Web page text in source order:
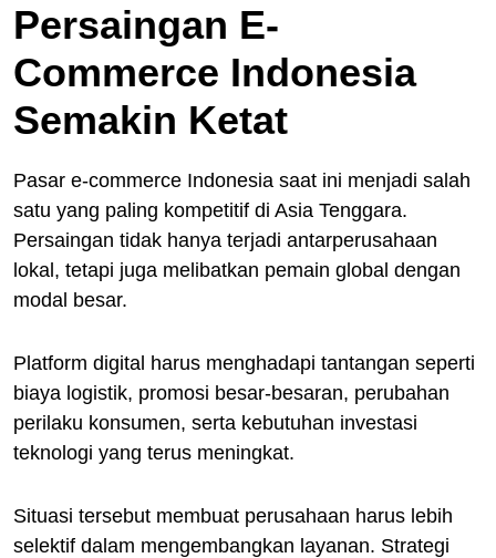
Persaingan E-
Commerce Indonesia
Semakin Ketat
Pasar e-commerce Indonesia saat ini menjadi salah
satu yang paling kompetitif di Asia Tenggara.
Persaingan tidak hanya terjadi antarperusahaan
lokal, tetapi juga melibatkan pemain global dengan
modal besar.
Platform digital harus menghadapi tantangan seperti
biaya logistik, promosi besar-besaran, perubahan
perilaku konsumen, serta kebutuhan investasi
teknologi yang terus meningkat.
Situasi tersebut membuat perusahaan harus lebih
selektif dalam mengembangkan layanan. Strategi